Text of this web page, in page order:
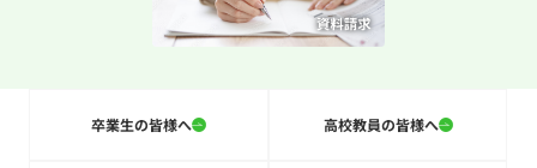
卒業生の皆様へ 高校教員の皆様へ